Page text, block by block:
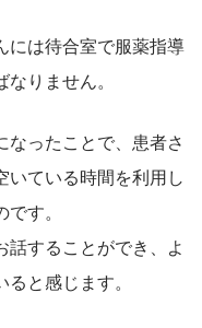
には待合室で服薬指導
りません。
ったことで、患者さ
いている時間を利用し
す。
話することができ、よ
と感じます。